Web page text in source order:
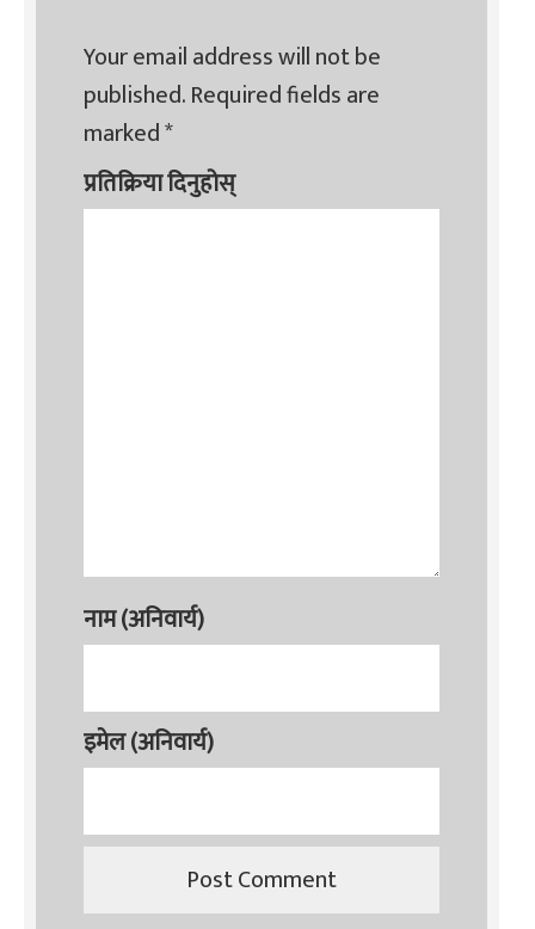
Your email address will not be
published.Required fields are
marked*
प्रतिक्रिया दिनुहोस्
नाम (अनिवार्य)
इमेल (अनिवार्य)